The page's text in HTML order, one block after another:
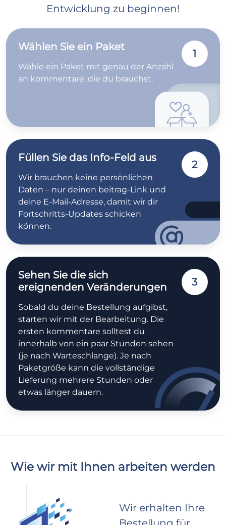
Entwicklung zu beginnen!
Wählen Sie ein Paket
Wähle ein Paket mit genau der Anzahl
an kommentare, die du brauchst.
1
Füllen Sie das Info-Feld aus
Wir brauchen keine persönlichen
Daten – nur deinen beitrag-Link und
deine E-Mail-Adresse, damit wir dir
Fortschritts-Updates schicken
können.
2
Sehen Sie die sich
ereignenden Veränderungen
Sobald du deine Bestellung aufgibst,
starten wir mit der Bearbeitung. Die
ersten kommentare solltest du
innerhalb von ein paar Stunden sehen
(je nach Warteschlange). Je nach
Paketgröße kann die vollständige
Lieferung mehrere Stunden oder
etwas länger dauern.
3
Wie wir mit Ihnen arbeiten werden
Wir erhalten Ihre